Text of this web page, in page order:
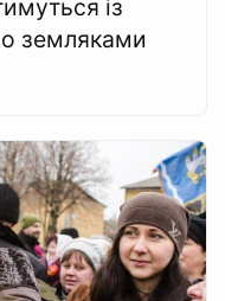
із
земляками